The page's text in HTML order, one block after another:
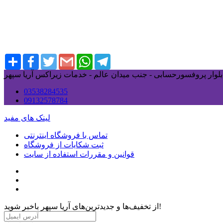
Share Facebook
TwitterGmail WhatsApp
بلوار پروفسورحسابی - جنب میدان عالم - خدمات زیراکس آریا سپهر
03538284535
09132578784
لینک های مفید
تماس با فروشگاه اینترنتی
ثبت شکایات از فروشگاه
قوانین و مقررات استفاده از سایت
از تخفیف‌ها و جدیدترین‌های آریا سپهر باخبر شوید!